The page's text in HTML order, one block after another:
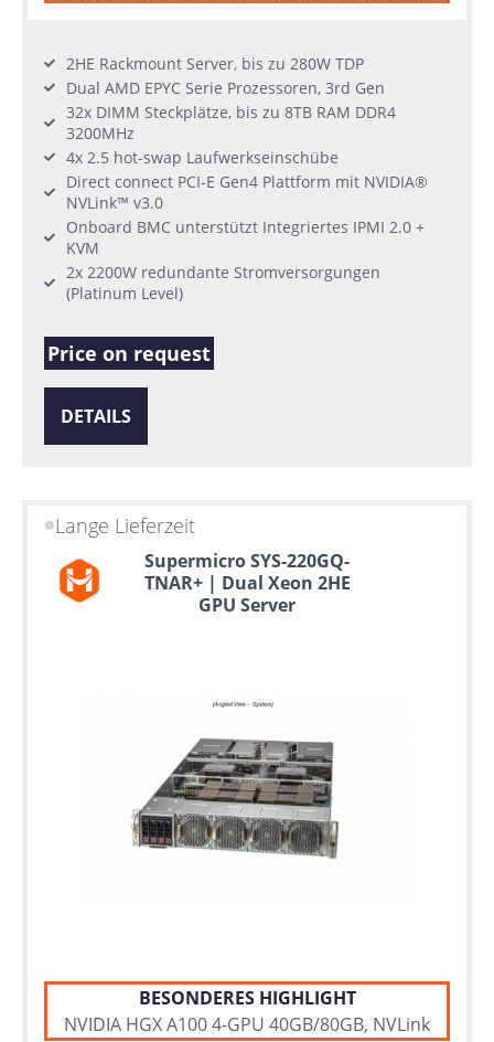
2HE Rackmount Server, bis zu 280W TDP
Dual AMD EPYC Serie Prozessoren, 3rd Gen
32x DIMM Steckplätze, bis zu 8TB RAM DDR4
3200MHz
4x 2.5 hot-swap Laufwerkseinschübe
Direct connect PCI-E Gen4 Plattform mit NVIDIA®
NVLink™ v3.0
Onboard BMC unterstützt Integriertes IPMI 2.0 +
KVM
2x 2200W redundante Stromversorgungen
(Platinum Level)
Price on request
DETAILS
Lange Lieferzeit
Supermicro SYS-220GQ-
TNAR+ | Dual Xeon 2HE
GPU Server
BESONDERES HIGHLIGHT
NVIDIA HGX A100 4-GPU 40GB/80GB, NVLink